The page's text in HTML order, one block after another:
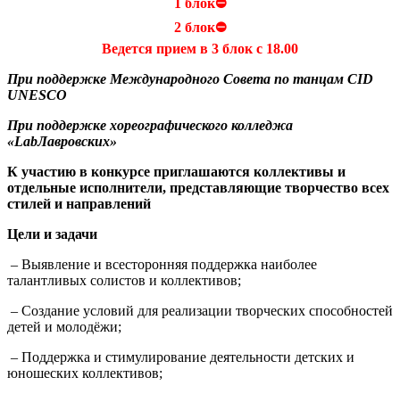
2 блок⛔
Ведется прием в 3 блок с 18.00
При поддержке Международного Совета по танцам CID
UNESCO
При поддержке хореографического колледжа
«LabЛавровских»
К участию в конкурсе приглашаются коллективы и
отдельные исполнители, представляющие творчество всех
стилей и направлений
Цели и задачи
– Выявление и всесторонняя поддержка наиболее
талантливых солистов и коллективов;
– Создание условий для реализации творческих способностей
детей и молодёжи;
– Поддержка и стимулирование деятельности детских и
юношеских коллективов;